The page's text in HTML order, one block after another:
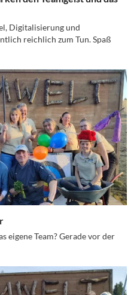
Digitalisierung und
reichlich zum Tun. Spaß
eigene Team? Gerade vor der